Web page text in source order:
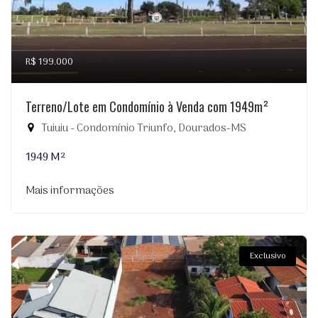
R$ 199.000
Terreno/Lote em Condomínio à Venda com 1949m²
Tuiuiu - Condomínio Triunfo, Dourados-MS
1949 M²
Mais informações
Exclusivo